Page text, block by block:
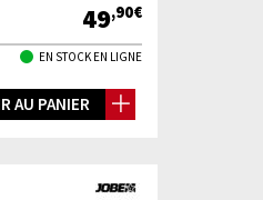
49,90€
EN STOCK EN LIGNE
AU PANIER